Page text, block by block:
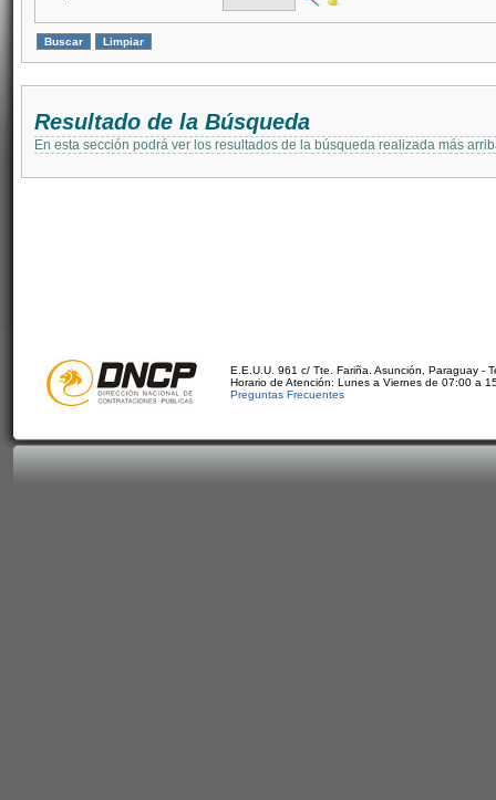
Resultado de la Búsqueda
En esta sección podrá ver los resultados de la búsqueda realizada más
E.E.U.U. 961 c/ Tte. Fariña. Asunción, Paraguay -
Horario de Atención: Lunes a Viernes de 07:00 a
Preguntas Frecuentes